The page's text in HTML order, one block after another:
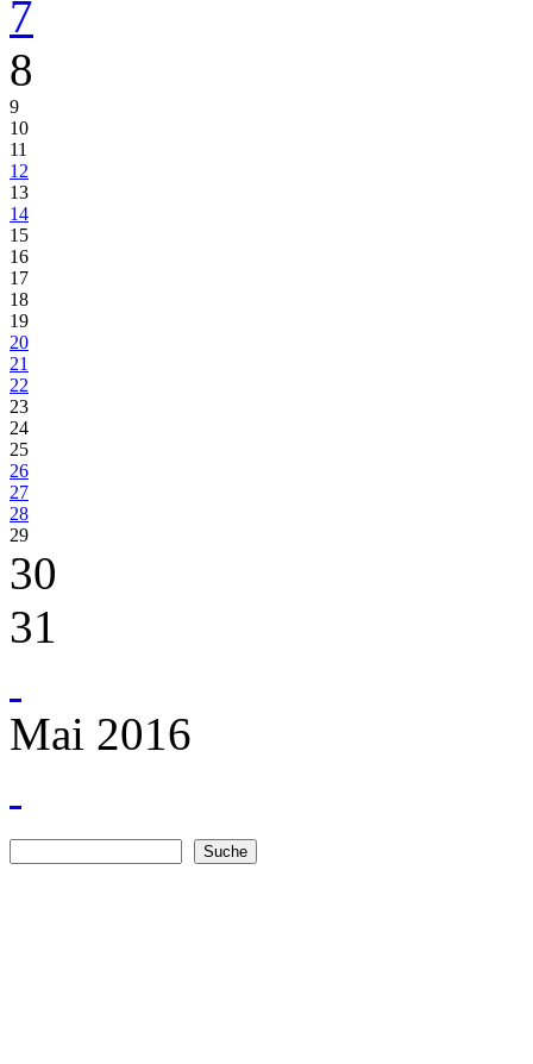
7
8
9
10
11
12
13
14
15
16
17
18
19
20
21
22
23
24
25
26
27
28
29
30
31
Mai 2016